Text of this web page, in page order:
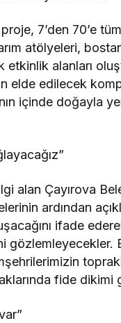
7’den 70’e
atölyeleri,
etkinlik alanları
edilecek
içinde doğayla
alan Çayırova
ardından
ifade
fide